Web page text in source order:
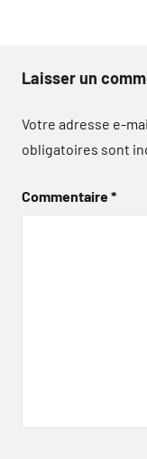
Laisser un
Votre adresse e-
obligatoires sont
Commentaire*